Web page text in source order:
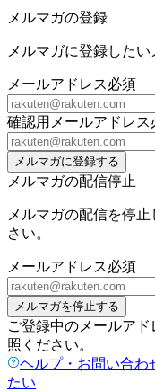
メルマガの登録
メルマガに登録した
メールアドレス必須
確認用メールアドレス
メルマガに登録する
メルマガの配信停止
メルマガの配信を停
さい。
メールアドレス必須
メルマガを停止する
ご登録中のメールア
照ください。
ヘルプ・お問い合わ
たい